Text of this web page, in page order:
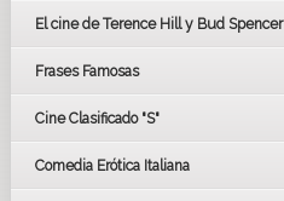
BAFTA
El cine de Terence Hill y Bud Spencer
Frases Famosas
Cine Clasificado "S"
Comedia Erótica Italiana